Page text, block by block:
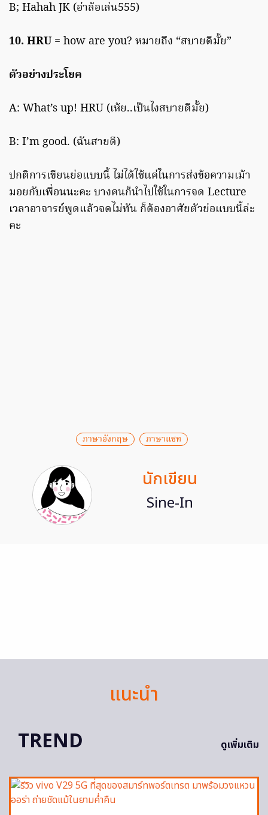
B; Hahah JK (อ่าล้อเล่น555)
10. HRU= how are you? หมายถึง “สบายดีมั้ย”
ตัวอย่างประโยค
A: What’s up! HRU (เห้ย..เป็นไงสบายดีมั้ย)
B: I’m good. (ฉันสายดี)
ปกติการเขียนย่อแบบนี้ ไม่ได้ใช้แค่ในการส่งข้อความเม้า
มอยกับเพื่อนนะคะ บางคนก็นำไปใช้ในการจด Lecture
เวลาอาจารย์พูดแล้วจดไม่ทัน ก็ต้องอาศัยตัวย่อแบบนี้ล่ะ
คะ
ภาษาอังกฤษ ภาษาแชท
นักเขียน
Sine-In
แนะนำ
TREND
ดูเพิ่มเติม